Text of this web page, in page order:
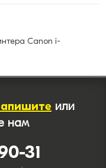
Canon i-
или
нам
31